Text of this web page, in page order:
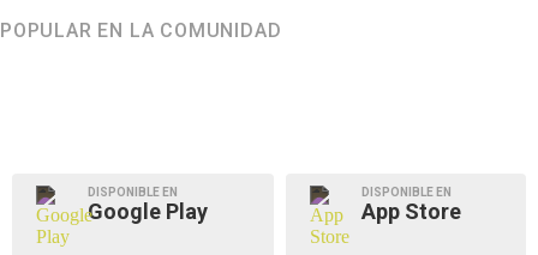
POPULAR EN LA COMUNIDAD
DISPONIBLE EN
Google Play
DISPONIBLE EN
App Store